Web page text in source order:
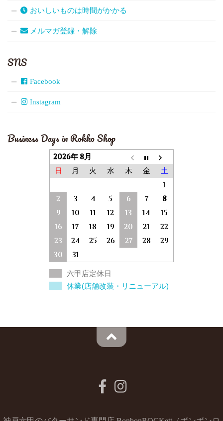
おいしいものは時間がかかる
メルマガ登録・解除
SNS
Facebook
Instagram
Business Days in Rokko Shop
2026年 8月
日 月 火 水 木 金 土
1
2
3 4 5 6 7
8
9
10 11 12 13 14
15
16
17 18 19 20 21
22
23
24 25 26 27 28
29
30
31
六甲店定休日
休業(店舗改装・リニューアル)